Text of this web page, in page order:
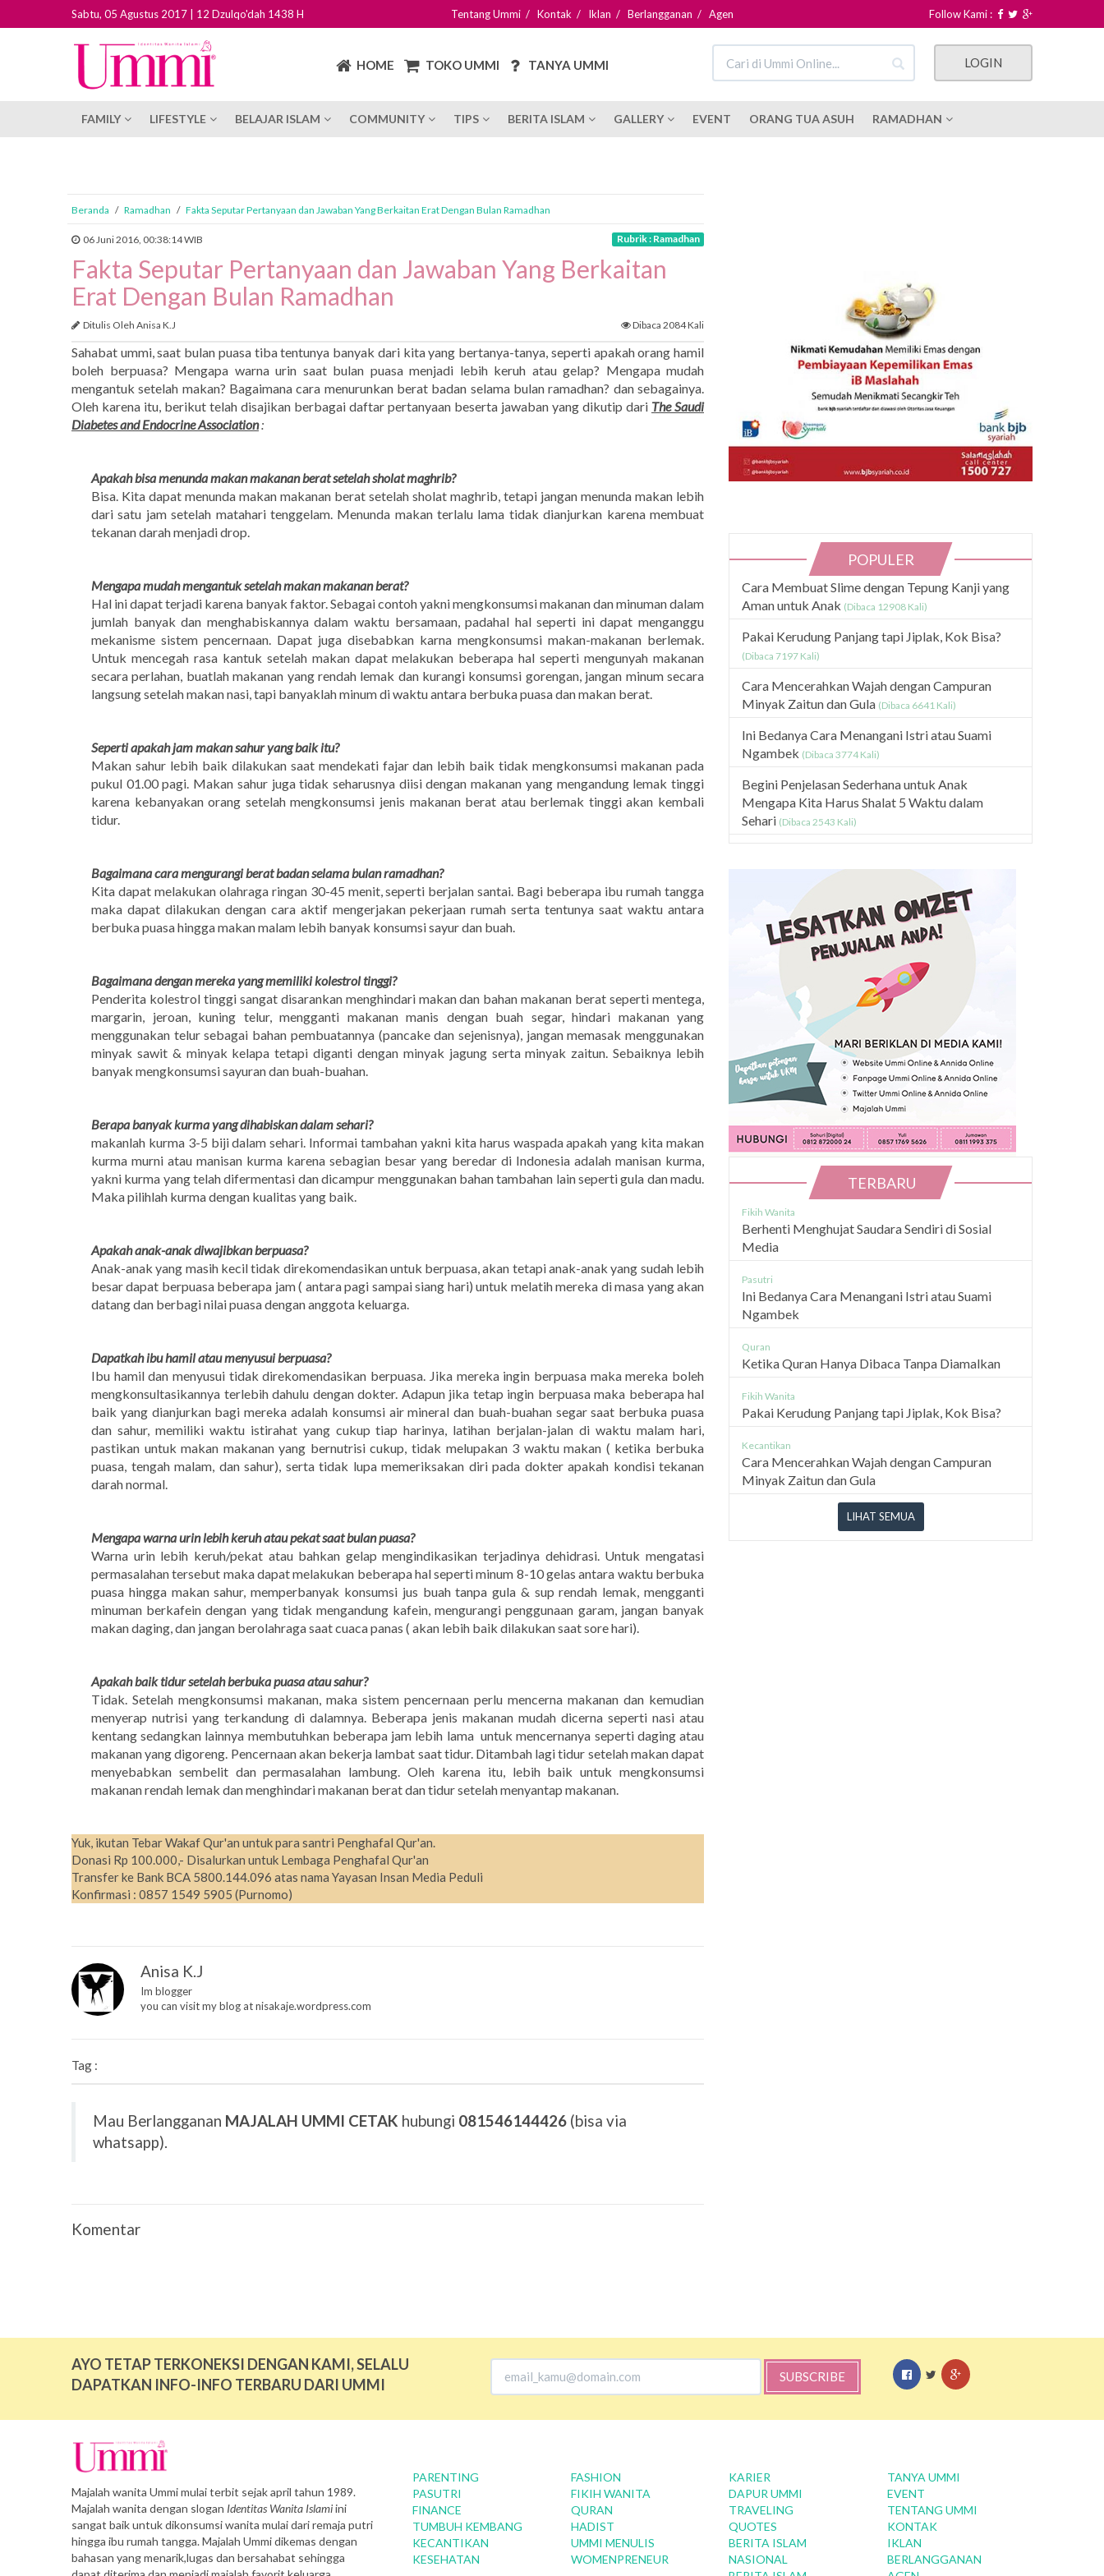
Sabtu, 05 Agustus 2017 | 12 Dzulqo'dah 1438 H Tentang Ummi/ Kontak / Iklan / Berlangganan / Agen Follow Kami :
HOME TOKO UMMI TANYA UMMI LOGIN
FAMILY LIFESTYLE BELAJAR ISLAM COMMUNITY TIPS BERITA ISLAM GALLERY EVENT ORANG TUA ASUH RAMADHAN
Beranda / Ramadhan / Fakta Seputar Pertanyaan dan Jawaban Yang Berkaitan Erat Dengan Bulan Ramadhan
06 Juni 2016, 00:38:14 WIB Rubrik : Ramadhan
Fakta Seputar Pertanyaan dan Jawaban Yang Berkaitan
Erat Dengan Bulan Ramadhan
Ditulis Oleh Anisa K.J Dibaca 2084 Kali
Sahabat ummi, saat bulan puasa tiba tentunya banyak dari kita yang bertanya-tanya, seperti apakah orang hamil
boleh berpuasa? Mengapa warna urin saat bulan puasa menjadi lebih keruh atau gelap? Mengapa mudah
mengantuk setelah makan? Bagaimana cara menurunkan berat badan selama bulan ramadhan? dan sebagainya.
Oleh karena itu, berikut telah disajikan berbagai daftar pertanyaan beserta jawaban yang dikutip dari The Saudi
Diabetes and Endocrine Association:
Apakah bisa menunda makan makanan berat setelah sholat maghrib?
Bisa. Kita dapat menunda makan makanan berat setelah sholat maghrib, tetapi jangan menunda makan lebih
dari satu jam setelah matahari tenggelam. Menunda makan terlalu lama tidak dianjurkan karena membuat
tekanan darah menjadi drop.
Mengapa mudah mengantuk setelah makan makanan berat?
Hal ini dapat terjadi karena banyak faktor. Sebagai contoh yakni mengkonsumsi makanan dan minuman dalam
jumlah banyak dan menghabiskannya dalam waktu bersamaan, padahal hal seperti ini dapat menganggu
mekanisme sistem pencernaan. Dapat juga disebabkan karna mengkonsumsi makan-makanan berlemak.
Untuk mencegah rasa kantuk setelah makan dapat melakukan beberapa hal seperti mengunyah makanan
secara perlahan, buatlah makanan yang rendah lemak dan kurangi konsumsi gorengan, jangan minum secara
langsung setelah makan nasi, tapi banyaklah minum di waktu antara berbuka puasa dan makan berat.
Seperti apakah jam makan sahur yang baik itu?
Makan sahur lebih baik dilakukan saat mendekati fajar dan lebih baik tidak mengkonsumsi makanan pada
pukul 01.00 pagi. Makan sahur juga tidak seharusnya diisi dengan makanan yang mengandung lemak tinggi
karena kebanyakan orang setelah mengkonsumsi jenis makanan berat atau berlemak tinggi akan kembali
tidur.
Bagaimana cara mengurangi berat badan selama bulan ramadhan?
Kita dapat melakukan olahraga ringan 30-45 menit, seperti berjalan santai. Bagi beberapa ibu rumah tangga
maka dapat dilakukan dengan cara aktif mengerjakan pekerjaan rumah serta tentunya saat waktu antara
berbuka puasa hingga makan malam lebih banyak konsumsi sayur dan buah.
Bagaimana dengan mereka yang memiliki kolestrol tinggi?
Penderita kolestrol tinggi sangat disarankan menghindari makan dan bahan makanan berat seperti mentega,
margarin, jeroan, kuning telur, mengganti makanan manis dengan buah segar, hindari makanan yang
menggunakan telur sebagai bahan pembuatannya (pancake dan sejenisnya), jangan memasak menggunakan
minyak sawit & minyak kelapa tetapi diganti dengan minyak jagung serta minyak zaitun. Sebaiknya lebih
banyak mengkonsumsi sayuran dan buah-buahan.
Berapa banyak kurma yang dihabiskan dalam sehari?
makanlah kurma 3-5 biji dalam sehari. Informai tambahan yakni kita harus waspada apakah yang kita makan
kurma murni atau manisan kurma karena sebagian besar yang beredar di Indonesia adalah manisan kurma,
yakni kurma yang telah difermentasi dan dicampur menggunakan bahan tambahan lain seperti gula dan madu.
Maka pilihlah kurma dengan kualitas yang baik.
Apakah anak-anak diwajibkan berpuasa?
Anak-anak yang masih kecil tidak direkomendasikan untuk berpuasa, akan tetapi anak-anak yang sudah lebih
besar dapat berpuasa beberapa jam ( antara pagi sampai siang hari) untuk melatih mereka di masa yang akan
datang dan berbagi nilai puasa dengan anggota keluarga.
Dapatkah ibu hamil atau menyusui berpuasa?
Ibu hamil dan menyusui tidak direkomendasikan berpuasa. Jika mereka ingin berpuasa maka mereka boleh
mengkonsultasikannya terlebih dahulu dengan dokter. Adapun jika tetap ingin berpuasa maka beberapa hal
baik yang dianjurkan bagi mereka adalah konsumsi air mineral dan buah-buahan segar saat berbuka puasa
dan sahur, memiliki waktu istirahat yang cukup tiap harinya, latihan berjalan-jalan di waktu malam hari,
pastikan untuk makan makanan yang bernutrisi cukup, tidak melupakan 3 waktu makan ( ketika berbuka
puasa, tengah malam, dan sahur), serta tidak lupa memeriksakan diri pada dokter apakah kondisi tekanan
darah normal.
Mengapa warna urin lebih keruh atau pekat saat bulan puasa?
Warna urin lebih keruh/pekat atau bahkan gelap mengindikasikan terjadinya dehidrasi. Untuk mengatasi
permasalahan tersebut maka dapat melakukan beberapa hal seperti minum 8-10 gelas antara waktu berbuka
puasa hingga makan sahur, memperbanyak konsumsi jus buah tanpa gula & sup rendah lemak, mengganti
minuman berkafein dengan yang tidak mengandung kafein, mengurangi penggunaan garam, jangan banyak
makan daging, dan jangan berolahraga saat cuaca panas ( akan lebih baik dilakukan saat sore hari).
Apakah baik tidur setelah berbuka puasa atau sahur?
Tidak. Setelah mengkonsumsi makanan, maka sistem pencernaan perlu mencerna makanan dan kemudian
menyerap nutrisi yang terkandung di dalamnya. Beberapa jenis makanan mudah dicerna seperti nasi atau
kentang sedangkan lainnya membutuhkan beberapa jam lebih lama untuk mencernanya seperti daging atau
makanan yang digoreng. Pencernaan akan bekerja lambat saat tidur. Ditambah lagi tidur setelah makan dapat
menyebabkan sembelit dan permasalahan lambung. Oleh karena itu, lebih baik untuk mengkonsumsi
makanan rendah lemak dan menghindari makanan berat dan tidur setelah menyantap makanan.
Yuk, ikutan Tebar Wakaf Qur'an untuk para santri Penghafal Qur'an.
Donasi Rp 100.000,- Disalurkan untuk Lembaga Penghafal Qur'an
Transfer ke Bank BCA 5800.144.096 atas nama Yayasan Insan Media Peduli
Konfirmasi : 0857 1549 5905 (Purnomo)
Anisa K.J
Im blogger
you can visit my blog at nisakaje.wordpress.com
Tag :
Mau Berlangganan MAJALAH UMMI CETAK hubungi 081546144426 (bisa via
whatsapp).
Komentar
POPULER
Cara Membuat Slime dengan Tepung Kanji yang
Aman untuk Anak (Dibaca 12908 Kali)
Pakai Kerudung Panjang tapi Jiplak, Kok Bisa?
(Dibaca 7197 Kali)
Cara Mencerahkan Wajah dengan Campuran
Minyak Zaitun dan Gula (Dibaca 6641 Kali)
Ini Bedanya Cara Menangani Istri atau Suami
Ngambek (Dibaca 3774 Kali)
Begini Penjelasan Sederhana untuk Anak
Mengapa Kita Harus Shalat 5 Waktu dalam
Sehari (Dibaca 2543 Kali)
TERBARU
Fikih Wanita
Berhenti Menghujat Saudara Sendiri di Sosial
Media
Pasutri
Ini Bedanya Cara Menangani Istri atau Suami
Ngambek
Quran
Ketika Quran Hanya Dibaca Tanpa Diamalkan
Fikih Wanita
Pakai Kerudung Panjang tapi Jiplak, Kok Bisa?
Kecantikan
Cara Mencerahkan Wajah dengan Campuran
Minyak Zaitun dan Gula
LIHAT SEMUA
AYO TETAP TERKONEKSI DENGAN KAMI, SELALU
DAPATKAN INFO-INFO TERBARU DARI UMMI
SUBSCRIBE
Majalah wanita Ummi mulai terbit sejak april tahun 1989.
Majalah wanita dengan slogan Identitas Wanita Islamiini
sangat baik untuk dikonsumsi wanita mulai dari remaja putri
hingga ibu rumah tangga. Majalah Ummi dikemas dengan
bahasan yang menarik,lugas dan bersahabat sehingga
PARENTING
PASUTRI
FINANCE
TUMBUH KEMBANG
KECANTIKAN
KESEHATAN
FASHION
FIKIH WANITA
QURAN
HADIST
UMMI MENULIS
WOMENPRENEUR
KARIER
DAPUR UMMI
TRAVELING
QUOTES
BERITA ISLAM
NASIONAL
TANYA UMMI
EVENT
TENTANG UMMI
KONTAK
IKLAN
BERLANGGANAN